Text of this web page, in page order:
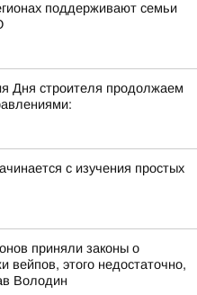
поддерживают семьи
Дня строителя продолжаем
с изучения простых
приняли законы о
вейпов, этого недостаточно,
Володин